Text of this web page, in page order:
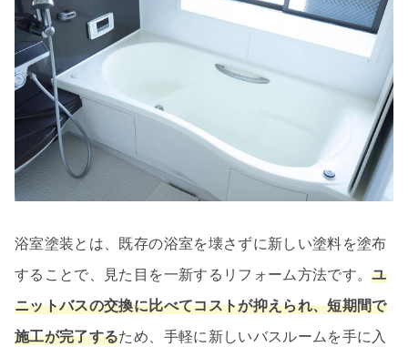
浴室塗装とは、既存の浴室を壊さずに新しい塗料を塗布
することで、見た目を一新するリフォーム方法です。ユ
ニットバスの交換に比べてコストが抑えられ、短期間で
施工が完了するため、手軽に新しいバスルームを手に入